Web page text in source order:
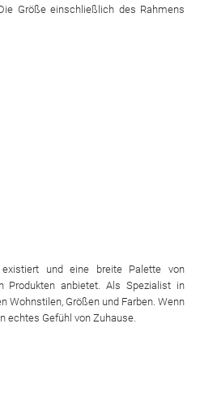
Größe einschließlich des Rahmens
und eine breite Palette von
Produkten anbietet. Als Spezialist in
Wohnstilen, Größen und Farben. Wenn
echtes Gefühl von Zuhause.